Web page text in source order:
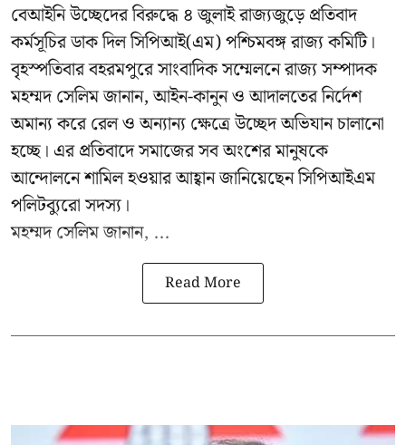
বেআইনি উচ্ছেদের বিরুদ্ধে ৪ জুলাই রাজ্যজুড়ে প্রতিবাদ
কর্মসূচির ডাক দিল সিপিআই(এম) পশ্চিমবঙ্গ রাজ্য কমিটি।
বৃহস্পতিবার বহরমপুরে সাংবাদিক সম্মেলনে রাজ্য সম্পাদক
মহম্মদ সেলিম জানান, আইন-কানুন ও আদালতের নির্দেশ
অমান্য করে রেল ও অন্যান্য ক্ষেত্রে উচ্ছেদ অভিযান চালানো
হচ্ছে। এর প্রতিবাদে সমাজের সব অংশের মানুষকে
আন্দোলনে শামিল হওয়ার আহ্বান জানিয়েছেন সিপিআইএম
পলিটব্যুরো সদস্য।
মহম্মদ সেলিম জানান, ...
Read More